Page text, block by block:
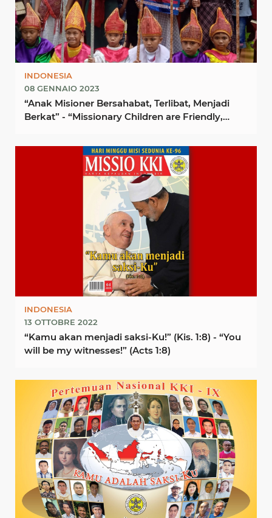
INDONESIA
08 GENNAIO 2023
“Anak Misioner Bersahabat, Terlibat, Menjadi
Berkat” - “Missionary Children are Friendly,
INDONESIA
13 OTTOBRE 2022
“Kamu akan menjadi saksi-Ku!” (Kis. 1:8) - “You
will be my witnesses!” (Acts 1:8)